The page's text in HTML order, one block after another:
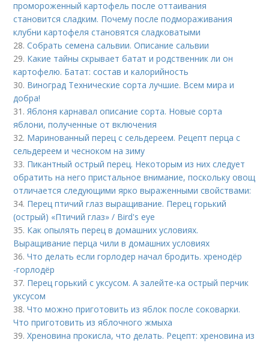
промороженный картофель после оттаивания
становится сладким. Почему после подмораживания
клубни картофеля становятся сладковатыми
28.Собрать семена сальвии. Описание сальвии
29. Какие тайны скрывает батат и родственник ли он
картофелю. Батат: состав и калорийность
30. Виноград Технические сорта лучшие. Всем мира и
добра!
31.Яблоня карнавал описание сорта. Новые сорта
яблони, полученные от включения
32. Маринованный перец с сельдереем. Рецепт перца с
сельдереем и чесноком на зиму
33. Пикантный острый перец. Некоторым из них следует
обратить на него пристальное внимание, поскольку овощ
отличается следующими ярко выраженными свойствами:
34. Перец птичий глаз выращивание. Перец горький
(острый) «Птичий глаз» / Bird's eye
35. Как опылять перец в домашних условиях.
Выращивание перца чили в домашних условиях
36.Что делать если горлодер начал бродить. хренодёр
-горлодёр
37. Перец горький с уксусом. А залейте-ка острый перчик
уксусом
38.Что можно приготовить из яблок после соковарки.
Что приготовить из яблочного жмыха
39.Хреновина прокисла, что делать. Рецепт: хреновина из